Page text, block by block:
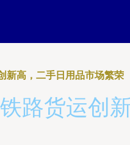
新高，二手日用品市场繁荣
路货运创